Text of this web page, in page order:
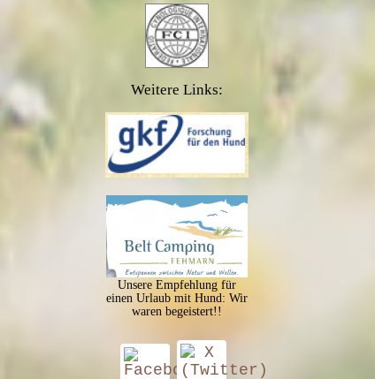
Weitere Links:
Unsere Empfehlung für
einen Urlaub mit Hund: Wir
waren begeistert!!